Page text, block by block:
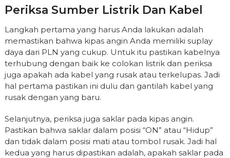
Periksa Sumber Listrik Dan Kabel
Langkah pertama yang harus Anda lakukan adalah
memastikan bahwa kipas angin Anda memiliki suplay
daya dari PLN yang cukup. Untuk itu pastikan kabelnya
terhubung dengan baik ke colokan listrik dan periksa
juga apakah ada kabel yang rusak atau terkelupas. Jadi
hal pertama pastikan ini dulu dan gantilah kabel yang
rusak dengan yang baru.
Selanjutnya, periksa juga saklar pada kipas angin.
Pastikan bahwa saklar dalam posisi “ON” atau “Hidup”
dan tidak dalam posisi mati atau tombol rusak. Jadi hal
kedua yang harus dipastikan adalah, apakah saklar pada